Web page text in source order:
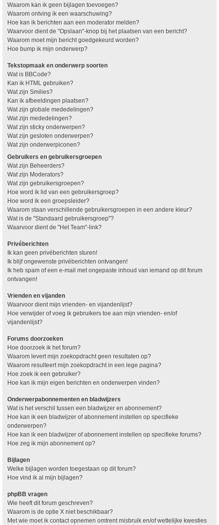
Waarom kan ik geen bijlagen toevoegen?
Waarom ontving ik een waarschuwing?
Hoe kan ik berichten aan een moderator melden?
Waarvoor dient de "Opslaan"-knop bij het plaatsen van een bericht?
Waarom moet mijn bericht goedgekeurd worden?
Hoe bump ik mijn onderwerp?
Tekstopmaak en onderwerp soorten
Wat is BBCode?
Kan ik HTML gebruiken?
Wat zijn Smilies?
Kan ik afbeeldingen plaatsen?
Wat zijn globale mededelingen?
Wat zijn mededelingen?
Wat zijn sticky onderwerpen?
Wat zijn gesloten onderwerpen?
Wat zijn onderwerpiconen?
Gebruikers en gebruikersgroepen
Wat zijn Beheerders?
Wat zijn Moderators?
Wat zijn gebruikersgroepen?
Hoe word ik lid van een gebruikersgroep?
Hoe word ik een groepsleider?
Waarom staan verschillende gebruikersgroepen in een andere kleur?
Wat is de "Standaard gebruikersgroep"?
Waarvoor dient de "Het Team"-link?
Privéberichten
Ik kan geen privéberichten sturen!
Ik blijf ongewenste privéberichten ontvangen!
Ik heb spam of een e-mail met ongepaste inhoud van iemand op dit forum
ontvangen!
Vrienden en vijanden
Waarvoor dient mijn vrienden- en vijandenlijst?
Hoe verwijder of voeg ik gebruikers toe aan mijn vrienden- en/of
vijandenlijst?
Forums doorzoeken
Hoe doorzoek ik het forum?
Waarom levert mijn zoekopdracht geen resultaten op?
Waarom resulteert mijn zoekopdracht in een lege pagina?
Hoe zoek ik een gebruiker?
Hoe kan ik mijn eigen berichten en onderwerpen vinden?
Onderwerpabonnementen en bladwijzers
Wat is het verschil tussen een bladwijzer en abonnement?
Hoe kan ik een bladwijzer of abonnement instellen op specifieke
onderwerpen?
Hoe kan ik een bladwijzer of abonnement instellen op specifieke forums?
Hoe zeg ik mijn abonnement op?
Bijlagen
Welke bijlagen worden toegestaan op dit forum?
Hoe vind ik al mijn bijlagen?
phpBB vragen
Wie heeft dit forum geschreven?
Waarom is de optie X niet beschikbaar?
Met wie moet ik contact opnemen omtrent misbruik en/of wettelijke kwesties